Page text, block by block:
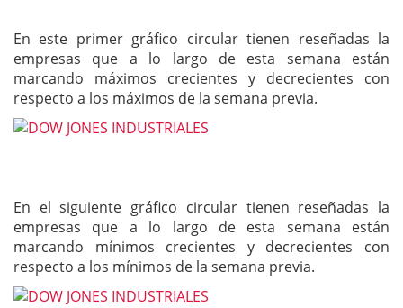
En este primer gráfico circular tienen reseñadas la
empresas que a lo largo de esta semana están
marcando máximos crecientes y decrecientes con
respecto a los máximos de la semana previa.
En el siguiente gráfico circular tienen reseñadas la
empresas que a lo largo de esta semana están
marcando mínimos crecientes y decrecientes con
respecto a los mínimos de la semana previa.